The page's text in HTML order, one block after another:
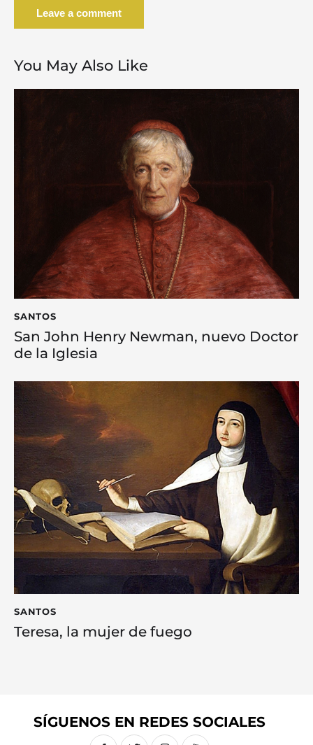
You May Also Like
SANTOS
San John Henry Newman, nuevo Doctor
de la Iglesia
SANTOS
Teresa, la mujer de fuego
SÍGUENOS EN REDES SOCIALES